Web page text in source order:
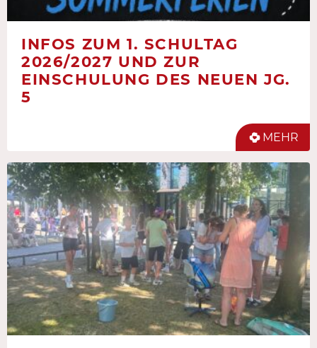
INFOS ZUM 1. SCHULTAG
2026/2027 UND ZUR
EINSCHULUNG DES NEUEN JG.
5
MEHR